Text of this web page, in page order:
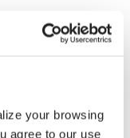
your browsing
agree to our use
đắn.